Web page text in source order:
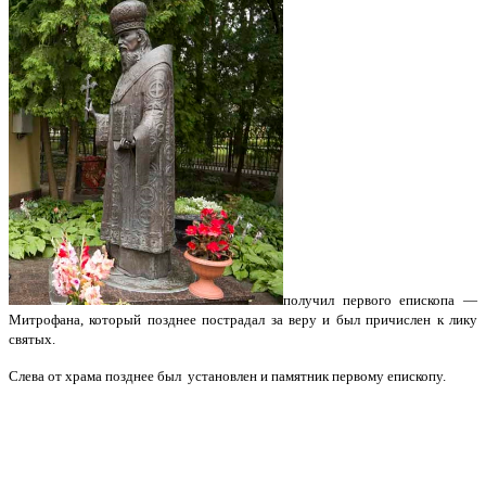
получил первого епископа —
Митрофана, который позднее пострадал за веру и был причислен к лику
святых.
Слева от храма позднее был установлен и памятник первому епископу.